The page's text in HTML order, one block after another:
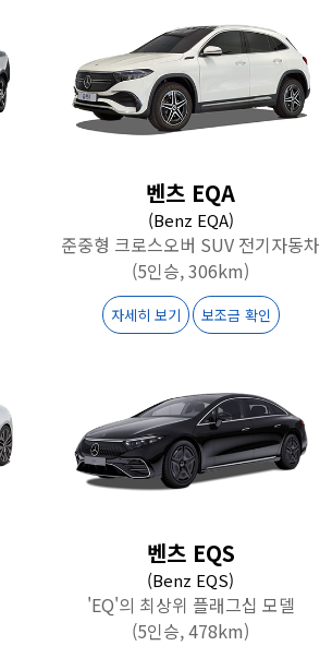
벤츠 EQA
(Benz EQA)
준중형 크로스오버 SUV 전기자동차
(5인승, 306km)
자세히 보기 보조금 확인
벤츠 EQS
(Benz EQS)
'EQ'의 최상위 플래그십 모델
(5인승, 478km)